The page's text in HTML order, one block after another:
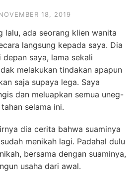
18, 2019
lalu, ada seorang klien wanita
langsung kepada saya. Dia
saya, lama sekali
melakukan tindakan apapun
saja supaya lega. Saya
dan meluapkan semua uneg-
selama ini.
dia cerita bahwa suaminya
menikah lagi. Padahal dulu
bersama dengan suaminya,
usaha dari awal.